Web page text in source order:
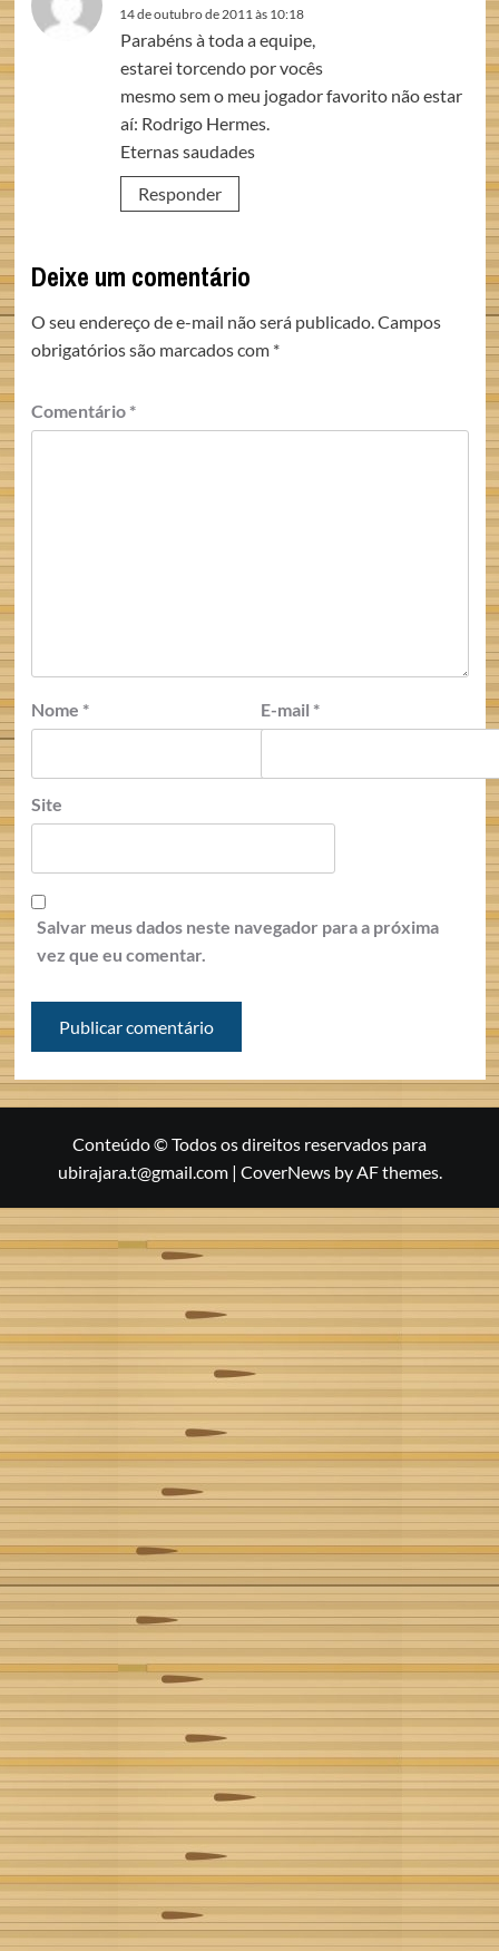
14 de outubro de 2011 às 10:18
Parabéns à toda a equipe,
estarei torcendo por vocês
mesmo sem o meu jogador favorito não estar
aí: Rodrigo Hermes.
Eternas saudades
Responder
Deixe um comentário
O seu endereço de e-mail não será publicado.Campos
obrigatórios são marcados com *
Comentário *
Nome * E-mail *
Site
Salvar meus dados neste navegador para a próxima
vez que eu comentar.
Conteúdo © Todos os direitos reservados para
ubirajara.t@gmail.com | CoverNewsby AF themes.